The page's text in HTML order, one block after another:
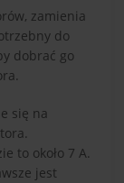
zamienia
do
dobrać go
się na
to około 7 A.
jest